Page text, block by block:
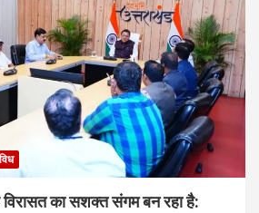
का सशक्त संगम बन रहा है: